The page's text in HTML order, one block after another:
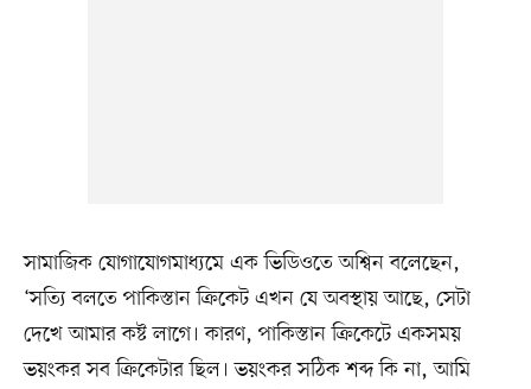
সামাজিক যোগাযোগমাধ্যমে এক ভিডিওতে অশ্বিন বলেছেন,
‘সত্যি বলতে পাকিস্তান ক্রিকেট এখন যে অবস্থায় আছে, সেটা
দেখে আমার কষ্ট লাগে। কারণ, পাকিস্তান ক্রিকেটে একসময়
ভয়ংকর সব ক্রিকেটার ছিল। ভয়ংকর সঠিক শব্দ কি না, আমি